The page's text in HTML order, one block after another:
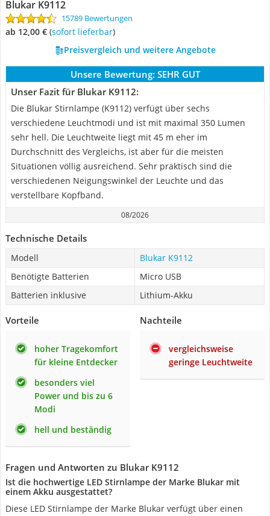
Blukar K9112
15789 Bewertungen
ab 12,00 € ( Sofort lieferbar)
Preisvergleich und weitere Angebote
Unsere Bewertung: SEHR GUT
Unser Fazit für Blukar K9112:
Die Blukar Stirnlampe (K9112) verfügt über sechs
verschiedene Leuchtmodi und ist mit maximal 350 Lumen
sehr hell. Die Leuchtweite liegt mit 45 m eher im
Durchschnitt des Vergleichs, ist aber für die meisten
Situationen völlig ausreichend. Sehr praktisch sind die
verschiedenen Neigungswinkel der Leuchte und das
verstellbare Kopfband.
08/2026
Technische Details
Modell
Blukar K9112
Benötigte Batterien
Micro USB
Batterien inklusive
Lithium-Akku
Vorteile
hoher Tragekomfort
für kleine Entdecker
besonders viel
Power und bis zu 6
Modi
hell und beständig
Nachteile
vergleichsweise
geringe Leuchtweite
Fragen und Antworten zu Blukar K9112
Ist die hochwertige LED Stirnlampe der Marke Blukar mit
einem Akku ausgestattet?
Diese LED Stirnlampe der Marke Blukar verfügt über einen